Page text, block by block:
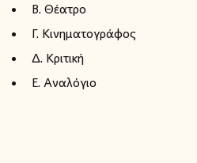
Β. Θέατρο
Γ. Κινηματογράφος
Δ. Κριτική
Ε. Αναλόγιο